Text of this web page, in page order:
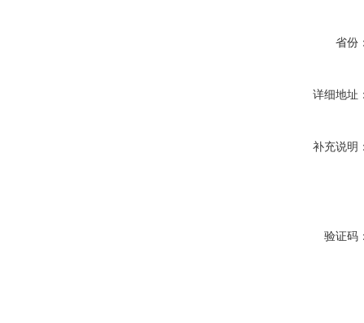
省份
详细地址
补充说明
验证码